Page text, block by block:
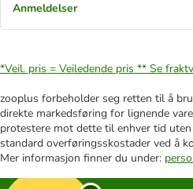
Anmeldelser
*Veil. pris = Veiledende pris ** Se
zooplus forbeholder seg retten til å
direkte markedsføring for lignende
protestere mot dette til enhver tid
standard overføringsskostader ved å
Mer informasjon finner du under: